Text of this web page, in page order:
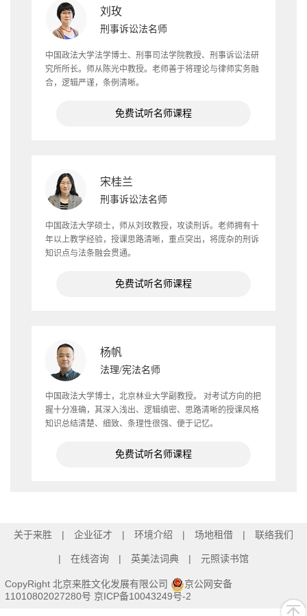
刘玫
刑事诉讼法名师
中国政法大学法学博士、刑事司法学院教授、刑事诉讼法研
究所所长。师从陈光中教授。老师善于将理论与律师实务融
合，逻辑严谨，条例清晰。
免费试听名师课程
宋桂兰
刑事诉讼法名师
中国政法大学硕士，师从刘玫教授，攻读刑诉。老师拥有十
年以上教学经验，授课思路清晰，重点突出，将庞杂的刑诉
知识点与法条融会贯通。
免费试听名师课程
杨帆
法理/宪法名师
中国政法大学博士，北京林业大学副教授。 对考试方向的把
握十分准确，其深入浅出、逻辑缜密、思路清晰的授课风格
知识总结清楚、细致、条理性很强、便于记忆。
免费试听名师课程
关于来胜 企业征才 环境介绍 场地租借 联络我们
在线咨询 英美法词典 元照读书馆
CopyRight 北京来胜文化发展有限公司
京公网安备
11010802027280号 京ICP备10043249号-2